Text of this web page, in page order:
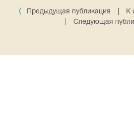
Предыдущая публикация
К
Следующая